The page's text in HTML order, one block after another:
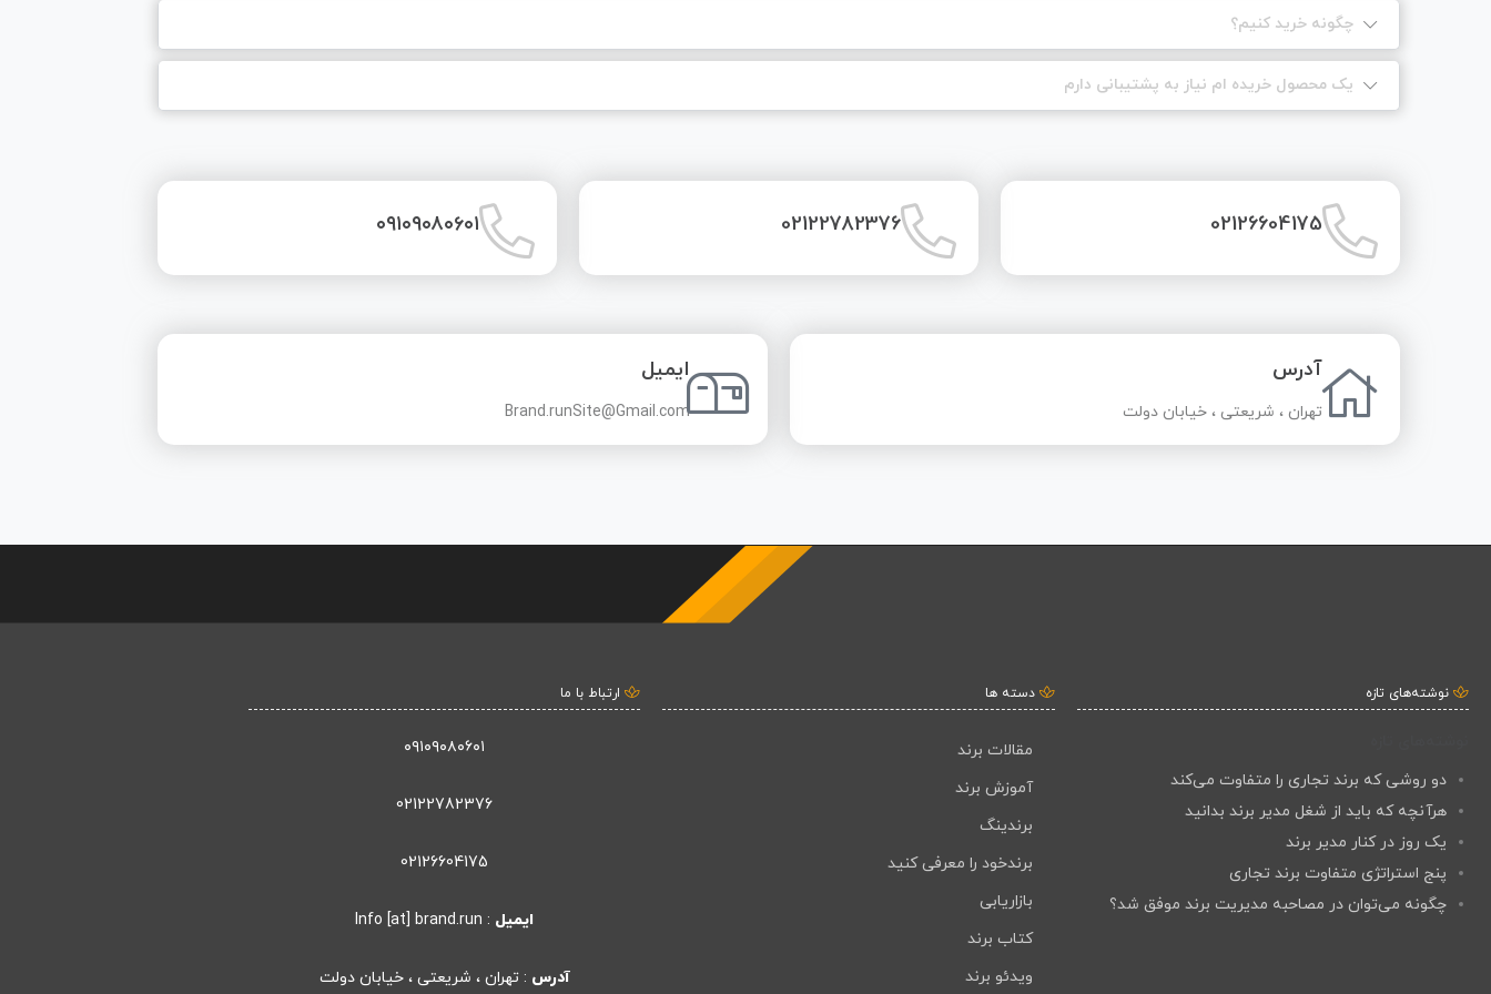
چگونه خرید کنیم؟
یک محصول خریده ام نیاز به پشتیبانی دارم
02126604175
02122782376 ۰۹۱۰۹۰۸۰۶۰۱
آدرس
تهران ، شریعتی ، خیابان دولت
ایمیل
Brand.runSite@Gmail.com
نوشته‌های تازه
دو روشی که برند تجاری را متفاوت می‌کند
هرآنچه که باید از شغل مدیر برند بدانید
یک روز در کنار مدیر برند
پنج استراتژی متفاوت برند تجاری
چگونه می‌توان در مصاحبه مدیریت برند موفق شد؟
دسته ها
مقالات برند
آموزش برند
برندینگ
برندخود را معرفی کنید
بازاریابی
کتاب برند
ویدئو برند
ارتباط با ما
۰۹۱۰۹۰۸۰۶۰۱
02122782376
02126604175
ایمیل : Info [at] brand.run
آدرس : تهران ، شریعتی ، خیابان دولت